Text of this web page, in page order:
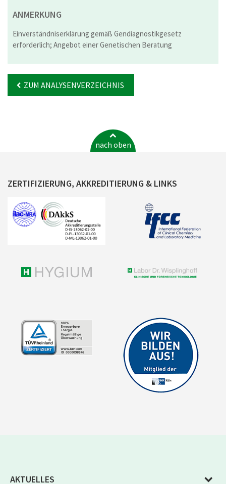
ANMERKUNG
Einverständniserklärung gemäß Gendiagnostikgesetz
erforderlich; Angebot einer Genetischen Beratung
ZUM ANALYSENVERZEICHNIS
nach oben
ZERTIFIZIERUNG, AKKREDITIERUNG & LINKS
AKTUELLES